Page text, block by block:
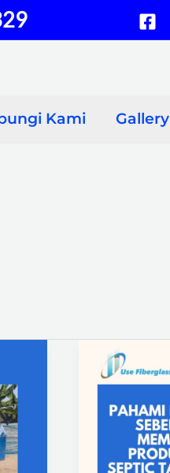
Kami Gallery
Produsen
Septic
Termurah